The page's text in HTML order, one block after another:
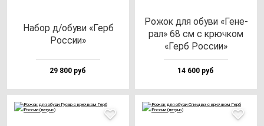
Набор д/обу­ви «Герб
Рос­сии»
29 800 руб
Рожок для обу­ви «Гене­
рал» 68 см с крюч­ком
«Герб Рос­сии»
14 600 руб